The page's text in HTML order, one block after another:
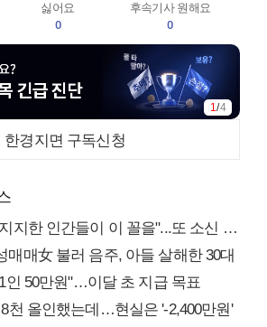
싫어요
0
후속기사 원해요
0
1/4
한경지면 구독신청
한 인간들이 이 꼴을"...또 소신 발언
매매女 불러 음주, 아들 살해한 30대
인 50만원"…이달 초 지급 목표
천 올인했는데…현실은 '-2,400만원'